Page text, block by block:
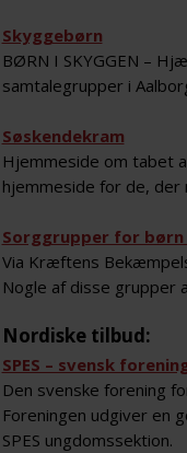
Skyggebørn
BØRN I SKYGGEN –
samtalegrupper i
Søskendekram
Hjemmeside om tabet
hjemmeside for de,
Sorggrupper for
Via Kræftens
Nogle af disse grupper
Nordiske tilbud:
SPES – svensk
Den svenske forening
Foreningen udgiver en
SPES ungdomssektion.